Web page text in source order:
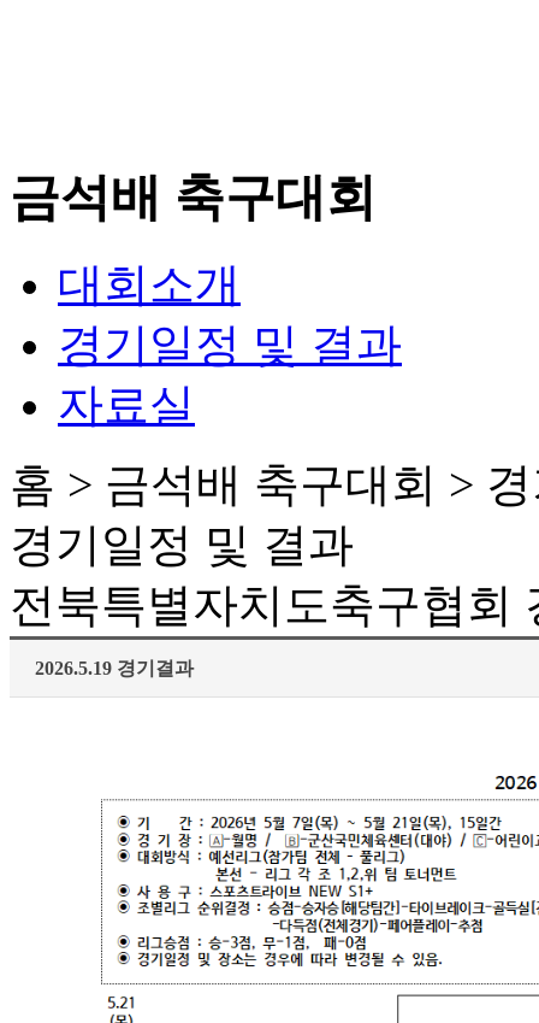
금석배 축구대회
대회소개
경기일정 및 결과
자료실
홈 > 금석배 축구대회 >
경기일정 및 결과
전북특별자치도축구협회
2026.5.19 경기결과